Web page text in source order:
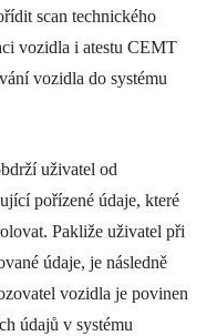
scan technického
vozidla i atestu CEMT
vozidla do systému
uživatel od
pořízené údaje, které
Pakliže uživatel při
údaje, je následně
vozidla je povinen
údajů v systému